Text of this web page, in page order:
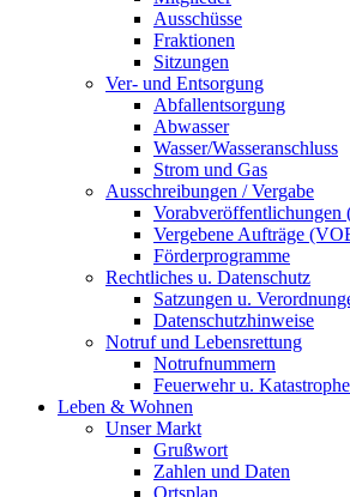
Ausschüsse
Fraktionen
Sitzungen
Ver- und Entsorgung
Abfallentsorgung
Abwasser
Wasser/Wasseranschluss
Strom und Gas
Ausschreibungen / Vergabe
Vergebene Aufträge
Förderprogramme
Rechtliches u. Datenschutz
Satzungen u.
Datenschutzhinweise
Notruf und Lebensrettung
Notrufnummern
Feuerwehr u.
Leben & Wohnen
Unser Markt
Grußwort
Zahlen und Daten
Ortsplan